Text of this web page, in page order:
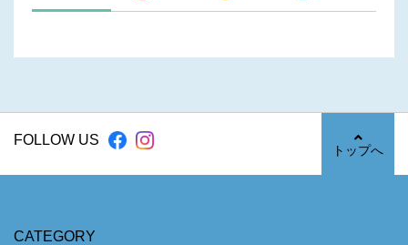
FOLLOW US
トップへ
CATEGORY